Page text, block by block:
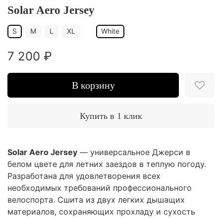
Solar Aero Jersey
S M L XL White
7 200 ₽
В корзину
Купить в 1 клик
Solar Aero Jersey — универсальное Джерси в
белом цвете для летних заездов в теплую погоду.
Разработана для удовлетворения всех
необходимых требований профессионального
велоспорта. Сшита из двух легких дышащих
материалов, сохраняющих прохладу и сухость